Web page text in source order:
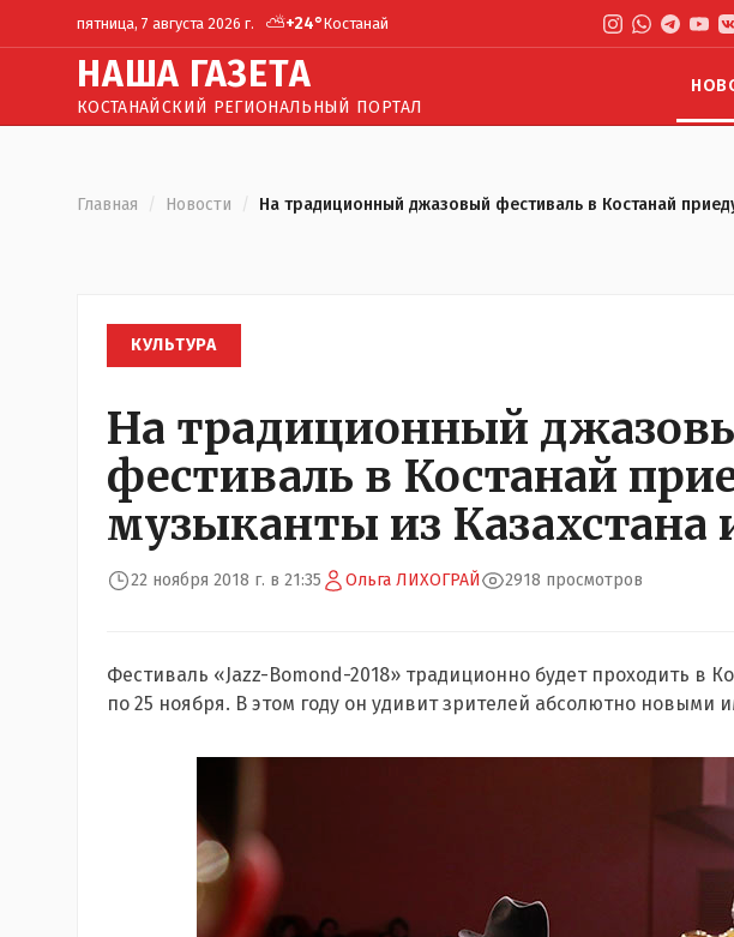
пятница, 7 августа 2026 г. ⛅+24°Костанай
НАША ГАЗЕТА
КОСТАНАЙСКИЙ РЕГИОНАЛЬНЫЙ ПОРТАЛ
Главная / Новости / На традиционный джазовый фестиваль в Костанай
КУЛЬТУРА
На традиционный
фестиваль в Костанай
музыканты из Казахстана
22 ноября 2018 г. в 21:35 Ольга ЛИХОГРАЙ 2918 просмотров
Фестиваль «Jazz-Bomond-2018» традиционно будет проходить в
по 25 ноября. В этом году он удивит зрителей абсолютно новыми